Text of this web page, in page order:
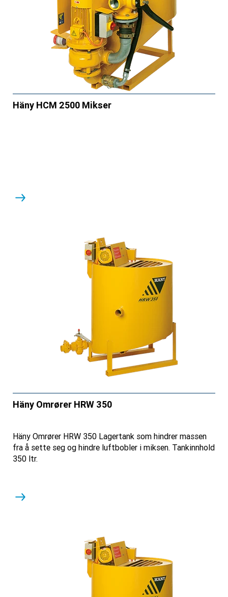
Häny HCM 2500 Mikser
Häny Omrører HRW 350
Häny Omrører HRW 350 Lagertank som hindrer massen
fra å sette seg og hindre luftbobler i miksen. Tankinnhold
350 ltr.